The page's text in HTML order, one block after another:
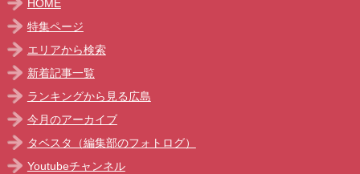
HOME
特集ページ
エリアから検索
新着記事一覧
ランキングから見る広島
今月のアーカイブ
タベスタ（編集部のフォトログ）
Youtubeチャンネル